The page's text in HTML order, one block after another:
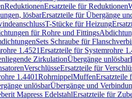
ReduktionenErsatzteile für Reduktionen
lösbarErsatzteile für Übergänge
T-Stücke für Heizung
für Rohre und Fittings
Sets Schraube für
1.4521Ersatzteile für Systemrohre
ZirkulationÜbergänge unlösbar
VerschlüsseErsatzteile für
1.4401RohrnippelMuffenErsatzteile
unlösbarÜbergänge und
Mapress EdelstahlErsatzteile für